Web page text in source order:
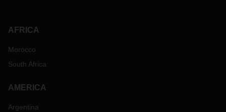
AFRICA
Morocco
South Africa
AMERICA
Argentina